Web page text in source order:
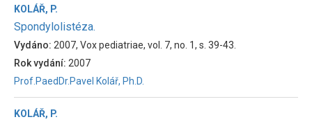
KOLÁŘ, P.
Spondylolistéza.
Vydáno: 2007, Vox pediatriae, vol. 7, no. 1, s. 39-43.
Rok vydání: 2007
Prof.PaedDr.Pavel Kolář, Ph.D.
KOLÁŘ, P.